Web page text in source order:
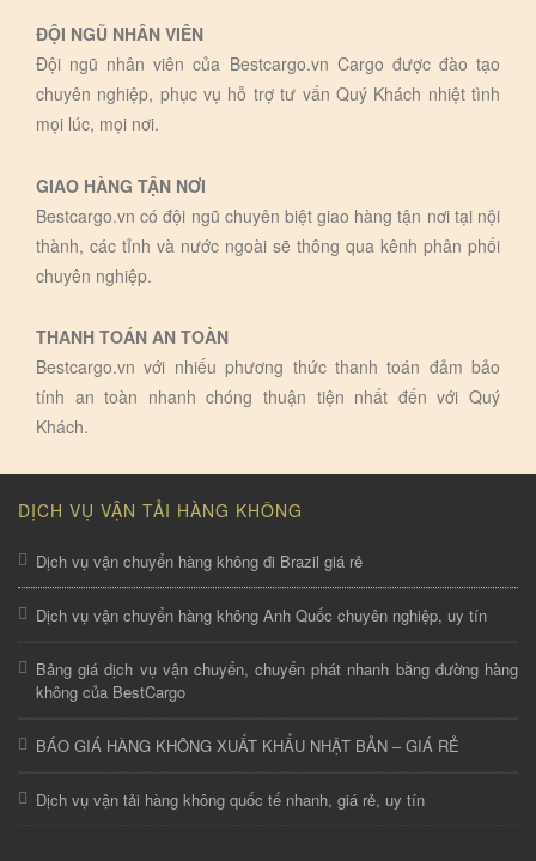
ĐỘI NGŨ NHÂN VIÊN
Đội ngũ nhân viên của Bestcargo.vn Cargo được đào tạo
chuyên nghiệp, phục vụ hỗ trợ tư vấn Quý Khách nhiệt tình
mọi lúc, mọi nơi.
GIAO HÀNG TẬN NƠI
Bestcargo.vn có đội ngũ chuyên biệt giao hàng tận nơi tại nội
thành, các tỉnh và nước ngoài sẽ thông qua kênh phân phối
chuyên nghiệp.
THANH TOÁN AN TOÀN
Bestcargo.vn với nhiếu phương thức thanh toán đảm bảo
tính an toàn nhanh chóng thuận tiện nhất đến với Quý
Khách.
DỊCH VỤ VẬN TẢI HÀNG KHÔNG
Dịch vụ vận chuyển hàng không đi Brazil giá rẻ
Dịch vụ vận chuyển hàng không Anh Quốc chuyên nghiệp, uy tín
Bảng giá dịch vụ vận chuyển, chuyển phát nhanh bằng đường hàng
không của BestCargo
BÁO GIÁ HÀNG KHÔNG XUẤT KHẨU NHẬT BẢN – GIÁ RẺ
Dịch vụ vận tải hàng không quốc tế nhanh, giá rẻ, uy tín